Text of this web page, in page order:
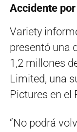
Accidente
Variety
presentó una
1,2 millones
Limited, una
Pictures en el
“No podrá